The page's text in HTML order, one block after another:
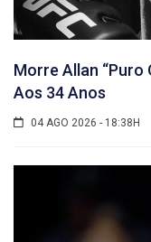
Morre Allan “Puro
Aos 34 Anos
04 AGO 2026 - 18:38H